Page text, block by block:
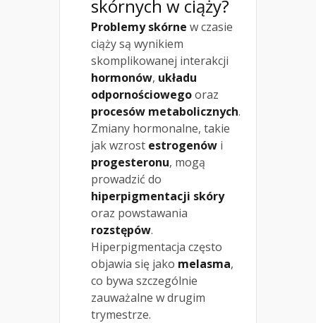
skórnych w ciąży?
Problemy skórne w czasie
ciąży są wynikiem
skomplikowanej interakcji
hormonów, układu
odpornościowegooraz
procesów metabolicznych.
Zmiany hormonalne, takie
jak wzrost estrogenów i
progesteronu, mogą
prowadzić do
hiperpigmentacji skóry
oraz powstawania
rozstępów.
Hiperpigmentacja często
objawia się jako melasma,
co bywa szczególnie
zauważalne w drugim
trymestrze.